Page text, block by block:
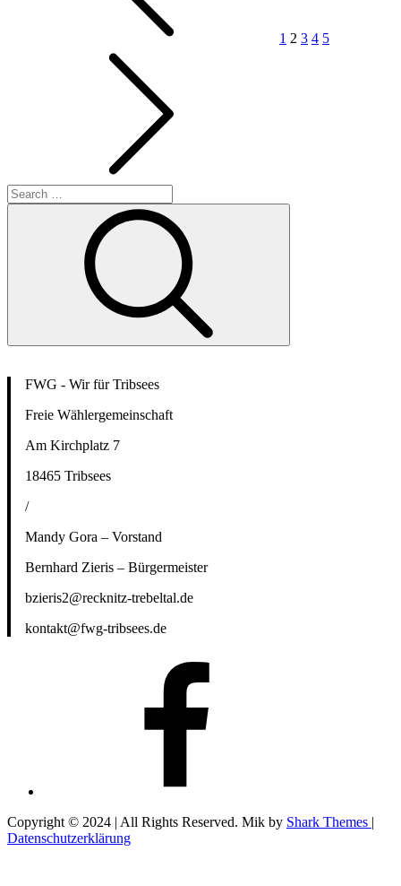
1 2 3 4 5
Search
for:
FWG - Wir für Tribsees
Freie Wählergemeinschaft
Am Kirchplatz 7
18465 Tribsees
/
Mandy Gora – Vorstand
Bernhard Zieris – Bürgermeister
bzieris2@recknitz-trebeltal.de
kontakt@fwg-tribsees.de
Copyright © 2024 | All Rights Reserved. Mik by Shark Themes |
Datenschutzerklärung